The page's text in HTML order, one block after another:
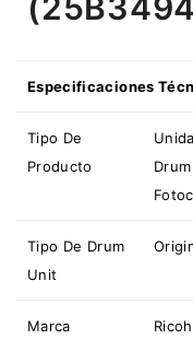
Especificaciones
Tipo De
Producto
Tipo De Drum
Unit
Marca Ricoh